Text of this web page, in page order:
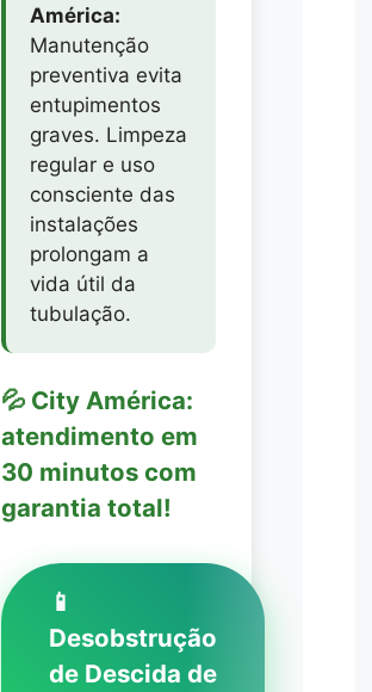
América:
Manutenção
preventiva evita
entupimentos
graves. Limpeza
regular e uso
consciente das
instalações
prolongam a
vida útil da
tubulação.
💦 City América:
atendimento em
30 minutos com
garantia total!
📱
Desobstrução
de Descida de